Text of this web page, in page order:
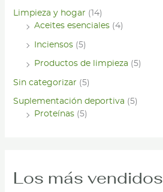
Limpieza y hogar (14)
Aceites esenciales (4)
Inciensos (5)
Productos de limpieza (5)
Sin categorizar (5)
Suplementación deportiva (5)
Proteínas (5)
Los más vendidos